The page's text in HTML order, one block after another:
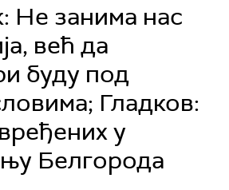
Не занима нас
већ да
буду под
Гладков:
у
Белгорода